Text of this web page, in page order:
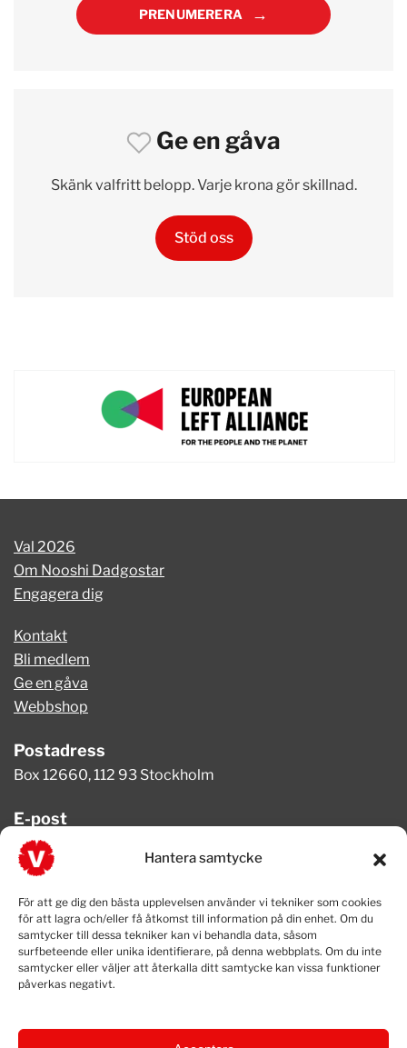
Hantera samtycke
För att ge dig den bästa upplevelsen använder vi tekniker som cookies
för att lagra och/eller få åtkomst till information på din enhet. Om du
samtycker till dessa tekniker kan vi behandla data, såsom
surfbeteende eller unika identifierare, på denna webbplats. Om du inte
samtycker eller väljer att återkalla ditt samtycke kan vissa funktioner
påverkas negativt.
PRENUMERERA
Ge en gåva
Skänk valfritt belopp. Varje krona gör skillnad.
Stöd oss
Val 2026
Om Nooshi Dadgostar
Engagera dig
Kontakt
Bli medlem
Ge en gåva
Webbshop
Postadress
Box 12660, 112 93 Stockholm
E-post
info@vansterpartiet.se
08-654 08 20